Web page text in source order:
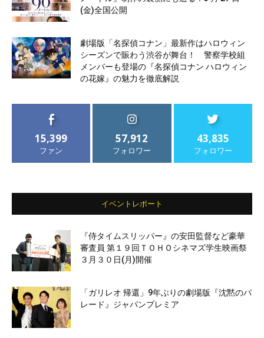
(金)全国公開
劇場版「名探偵コナン」最新作はハロウィン
シーズンで賑わう渋谷が舞台！ 警察学校組
メンバーも登場の『名探偵コナン ハロウィン
の花嫁』の魅力を徹底解説
15,399
ファン
57,912
フォロワー
43,835
フォロワー
イベントレポート
『侍タイムスリッパー』の安田監督など豪華
審査員 第１９回ＴＯＨＯシネマズ学生映画祭
３月３０日(月)開催
「ガリレオ 帰還」9年ぶりの劇場版『沈黙のパ
レード』ジャパンプレミア